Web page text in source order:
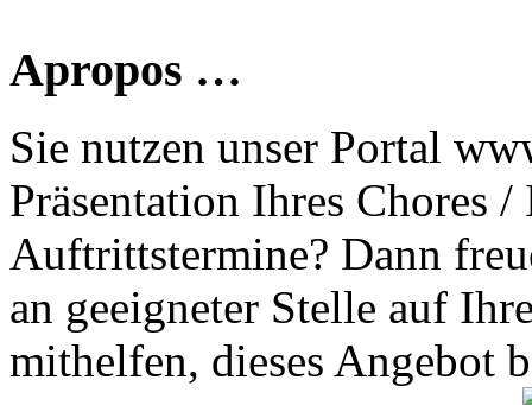
Apropos …
Sie nutzen unser Portal
Präsentation Ihres Chores
Auftrittstermine? Dann
an geeigneter Stelle auf
mithelfen, dieses Angebot